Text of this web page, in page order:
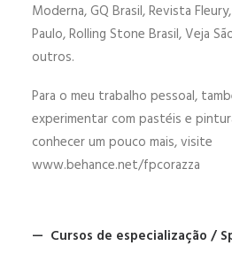
Moderna, GQ Brasil, Revista
Paulo, Rolling Stone Brasil, Veja
outros.
Para o meu trabalho pessoal,
experimentar com pastéis e
conhecer um pouco mais, visite
www.behance.net/fpcorazza
— Cursos de especialização /